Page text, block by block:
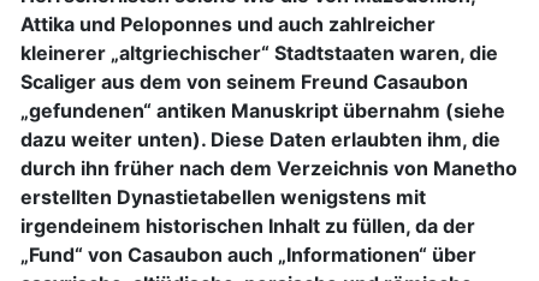
Attika und Peloponnes und auch zahlreicher
kleinerer „altgriechischer“ Stadtstaaten waren, die
Scaliger aus dem von seinem Freund Casaubon
„gefundenen“ antiken Manuskript übernahm (siehe
dazu weiter unten). Diese Daten erlaubten ihm, die
durch ihn früher nach dem Verzeichnis von Manetho
erstellten Dynastietabellen wenigstens mit
irgendeinem historischen Inhalt zu füllen, da der
„Fund“ von Casaubon auch „Informationen“ über